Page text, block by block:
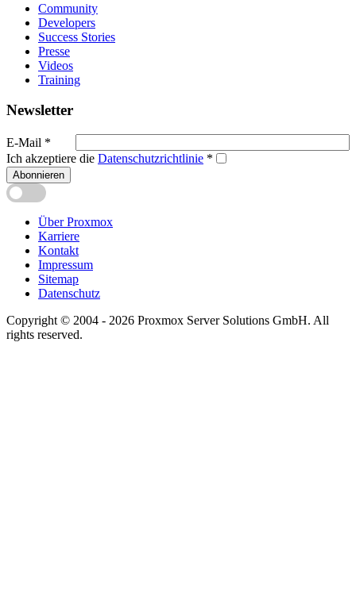
Community
Developers
Success Stories
Presse
Videos
Training
Newsletter
E-Mail *
Ich akzeptiere die Datenschutzrichtlinie *
Abonnieren
Über Proxmox
Karriere
Kontakt
Impressum
Sitemap
Datenschutz
Copyright © 2004 - 2026 Proxmox Server Solutions GmbH. All
rights reserved.